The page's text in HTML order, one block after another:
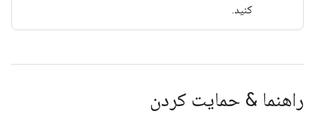
کنید.
راهنما & حمایت کردن